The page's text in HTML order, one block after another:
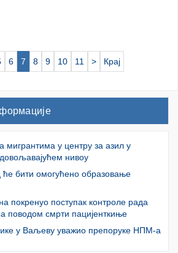
6 7 8 9 10 11 > Крај
мигрантима у центру за азил у
нивоу
ће бити омогућено образовање
покренуо поступак контроле рада
поводом смрти пацијенткиње
у Ваљеву уважио препоруке НПМ-а